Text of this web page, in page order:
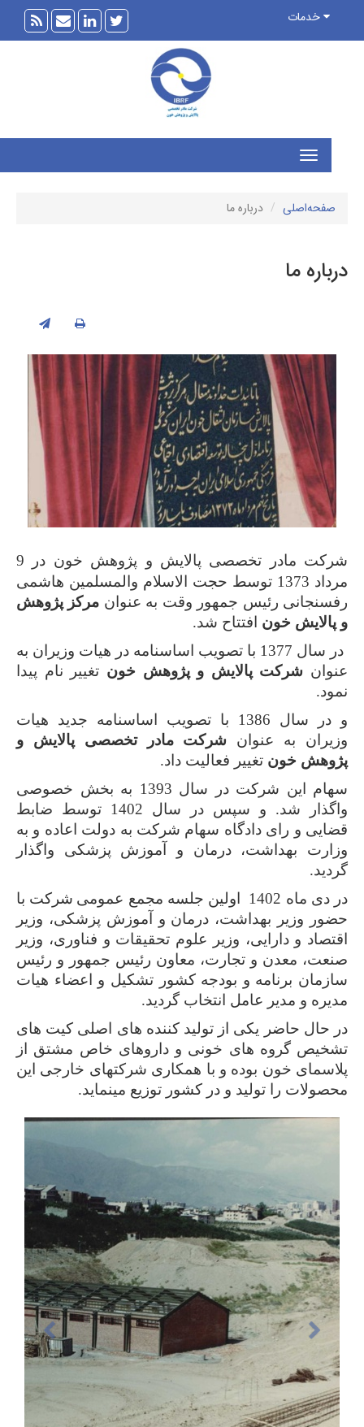
خدمات
درباره ما
ما
شرکت مادر تخصصی پالایش و پژوهش خون در 9
مرداد 1373 توسط حجت الاسلام والمسلمین هاشمی
رئیس جمهور وقت به عنوانمرکز پژوهش
خون افتتاح شد.
در سال 1377 با تصویب اساسنامه در هیات وزیران به
ش رکت پالایش و پژوهش خون تغییر نام پیدا
و در سال 1386 با تصویب اساسنامه جدید هیات
به عنوانشرکت مادر تخصصی پالایش و
خون تغییر فعالیت داد.
سهام این شرکت در سال 1393 به بخش خصوصی
واگذار شد. و سپس در سال 1402 توسط ضابط
و رای دادگاه سهام شرکت به دولت اعاده و به
بهداشت، درمان و آموزش پزشکی واگذار
اولین جلسه مجمع عمومی
شرکت با
وزیر بهداشت، درمان و آموزش پزشکی،وزیر
و دارایی، وزیر علوم تحقیقات و فناوری، وزیر
معدن و تجارت، معاون رئیس جمهور و رئیس
برنامه و بودجه کشور تشکیل و اعضاء هیات
و مدیر عامل انتخاب گردید.
حال حاضر یکی از تولید کننده های اصلی کیت های
گروه های خونی و داروهای خاص مشتق از
خون بوده و با همکاری شرکتهای خارجی این
را تولید و در کشور توزیع مینماید.